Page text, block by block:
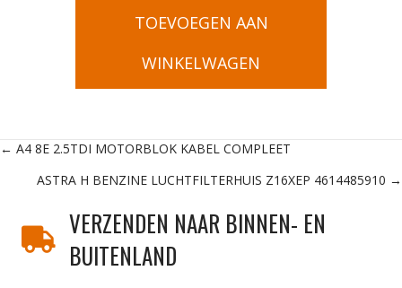
TOEVOEGEN AAN
WINKELWAGEN
Posts
navigation
← A4 8E 2.5TDI MOTORBLOK KABEL COMPLEET
ASTRA H BENZINE LUCHTFILTERHUIS Z16XEP 4614485910 →
VERZENDEN NAAR BINNEN- EN
BUITENLAND